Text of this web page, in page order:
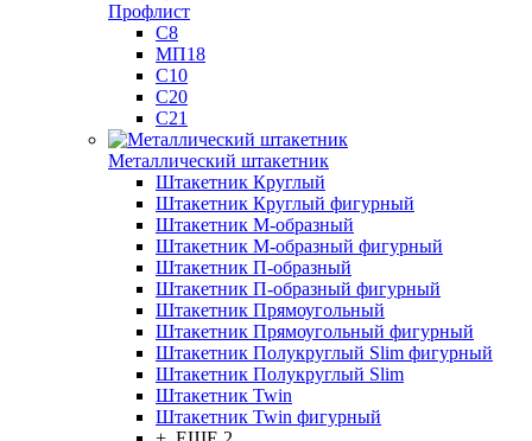
Профлист
С8
МП18
С10
С20
С21
Металлический штакетник
Штакетник Круглый
Штакетник Круглый фигурный
Штакетник М-образный
Штакетник М-образный фигурный
Штакетник П-образный
Штакетник П-образный фигурный
Штакетник Прямоугольный
Штакетник Прямоугольный фигурный
Штакетник Полукруглый Slim фигурный
Штакетник Полукруглый Slim
Штакетник Twin
Штакетник Twin фигурный